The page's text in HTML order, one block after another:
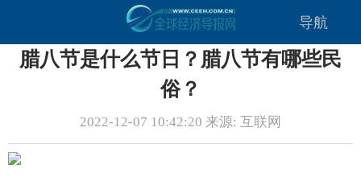
导航
腊八节是什么节日？腊八节有哪些民
俗？
2022-12-07 10:42:20 来源: 互联网